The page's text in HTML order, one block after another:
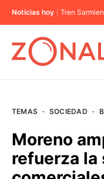
Noticias hoy Tren
BUENOS AIRES
TEMAS · SOCIEDAD ·
Moreno
refuerza la